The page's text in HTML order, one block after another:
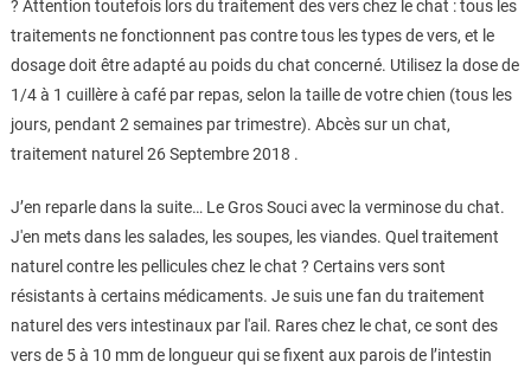
? Attention toutefois lors du traitement des vers chez le chat : tous les
traitements ne fonctionnent pas contre tous les types de vers, et le
dosage doit être adapté au poids du chat concerné. Utilisez la dose de
1/4 à 1 cuillère à café par repas, selon la taille de votre chien (tous les
jours, pendant 2 semaines par trimestre). Abcès sur un chat,
traitement naturel 26 Septembre 2018 .
J’en reparle dans la suite… Le Gros Souci avec la verminose du chat.
J'en mets dans les salades, les soupes, les viandes. Quel traitement
naturel contre les pellicules chez le chat ? Certains vers sont
résistants à certains médicaments. Je suis une fan du traitement
naturel des vers intestinaux par l'ail. Rares chez le chat, ce sont des
vers de 5 à 10 mm de longueur qui se fixent aux parois de l’intestin